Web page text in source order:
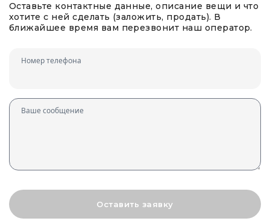
Оставьте контактные данные, описание вещи и что
хотите с ней сделать (заложить, продать). В
ближайшее время вам перезвонит наш оператор.
Номер телефона
Ваше сообщение
Оставить заявку